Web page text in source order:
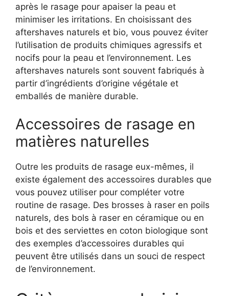
après le rasage pour apaiser la peau et
minimiser les irritations. En choisissant des
aftershaves naturels et bio, vous pouvez éviter
l’utilisation de produits chimiques agressifs et
nocifs pour la peau et l’environnement. Les
aftershaves naturels sont souvent fabriqués à
partir d’ingrédients d’origine végétale et
emballés de manière durable.
Accessoires de rasage en
matières naturelles
Outre les produits de rasage eux-mêmes, il
existe également des accessoires durables que
vous pouvez utiliser pour compléter votre
routine de rasage. Des brosses à raser en poils
naturels, des bols à raser en céramique ou en
bois et des serviettes en coton biologique sont
des exemples d’accessoires durables qui
peuvent être utilisés dans un souci de respect
de l’environnement.